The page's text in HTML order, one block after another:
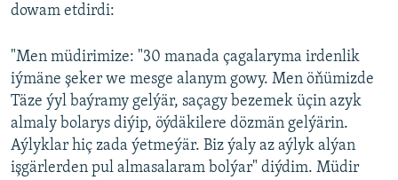
dowam etdirdi:
"Men müdirimize: "30 manada çagalaryma irdenlik
iýmäne şeker we mesge alanym gowy. Men öňümizde
Täze ýyl baýramy gelýär, saçagy bezemek üçin azyk
almaly bolarys diýip, öýdäkilere dözmän gelýärin.
Aýlyklar hiç zada ýetmeýär. Biz ýaly az aýlyk alýan
işgärlerden pul almasalaram bolýar" diýdim. Müdir